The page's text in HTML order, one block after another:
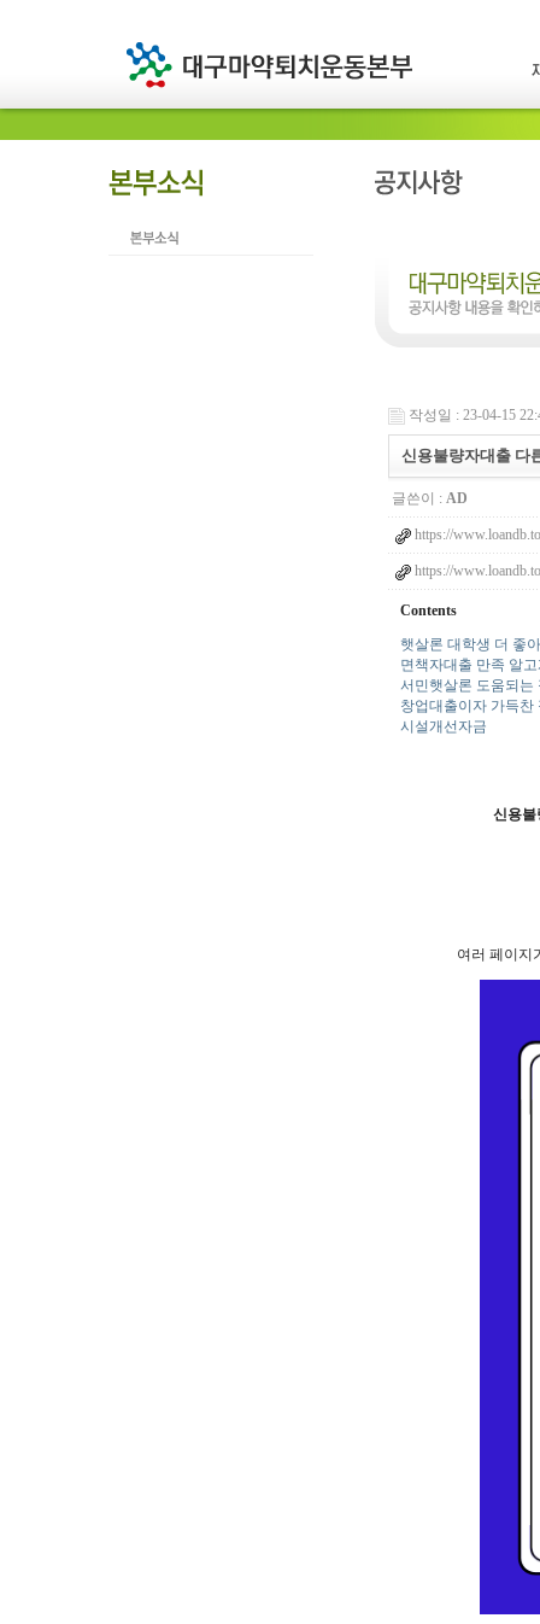
작성일 : 23-04-15
신용불량자대출 다
글쓴이 : AD
https://
https://
Contents
햇살론 대학생 더 좋
면책자대출 만족 알
서민햇살론 도움되는
창업대출이자 가득찬
시설개선자금
신용불
여러 페이지